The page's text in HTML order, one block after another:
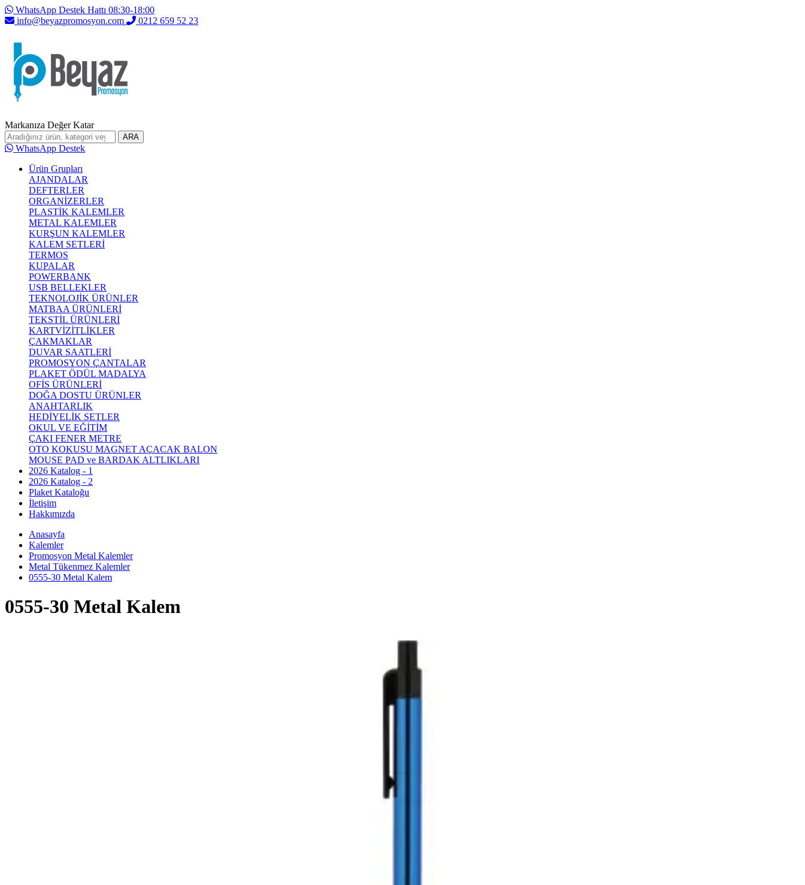
WhatsApp Destek Hattı 08:30-18:00
info@beyazpromosyon.com
0212 659 52 23
Markanıza Değer Katar
ARA
WhatsApp Destek
Ürün Grupları
AJANDALAR
DEFTERLER
ORGANİZERLER
PLASTİK KALEMLER
METAL KALEMLER
KURŞUN KALEMLER
KALEM SETLERİ
TERMOS
KUPALAR
POWERBANK
USB BELLEKLER
TEKNOLOJİK ÜRÜNLER
MATBAA ÜRÜNLERİ
TEKSTİL ÜRÜNLERİ
KARTVİZİTLİKLER
ÇAKMAKLAR
DUVAR SAATLERİ
PROMOSYON ÇANTALAR
PLAKET ÖDÜL MADALYA
OFİS ÜRÜNLERİ
DOĞA DOSTU ÜRÜNLER
ANAHTARLIK
HEDİYELİK SETLER
OKUL VE EĞİTİM
ÇAKI FENER METRE
OTO KOKUSU MAGNET AÇACAK BALON
MOUSE PAD ve BARDAK ALTLIKLARI
2026 Katalog - 1
2026 Katalog - 2
Plaket Kataloğu
İletişim
Hakkımızda
Anasayfa
Kalemler
Promosyon Metal Kalemler
Metal Tükenmez Kalemler
0555-30 Metal Kalem
0555-30 Metal Kalem